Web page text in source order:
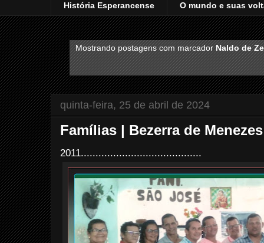
História Esperancense O mundo e suas
Mostrando postagens com marcadorNaldo de
quinta-feira, 25 de abril de 2024
Famílias | Bezerra de
2011.........................................